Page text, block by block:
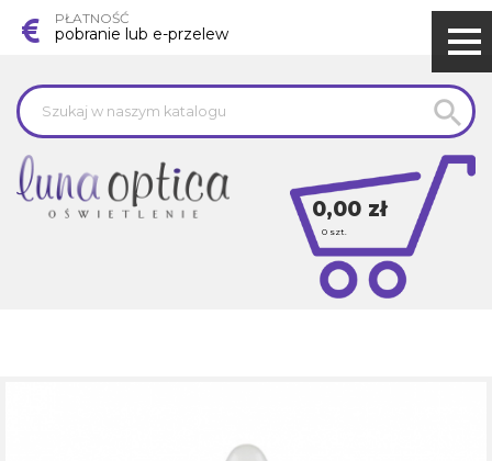
PŁATNOŚĆ
pobranie lub e-przelew

0,00 zł
0 szt.